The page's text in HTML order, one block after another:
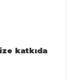
katkıda